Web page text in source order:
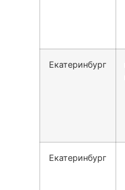
Екатеринбург
Екатеринбург